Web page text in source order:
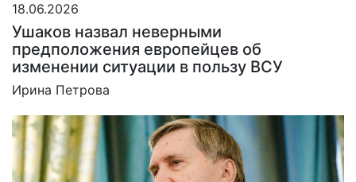
18.06.2026
Ушаков назвал неверными
предположения европейцев об
изменении ситуации в пользу ВСУ
Ирина Петрова